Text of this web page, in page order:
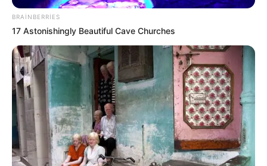
12:58 / 05 Avqust 2026 TİBB
Gecə yemək yeməyin ürəyə gizli təhlükəsi:
İnfarkt riskini artırır
102 0
BRAINBERRIES
17 Astonishingly Beautiful Cave Churches